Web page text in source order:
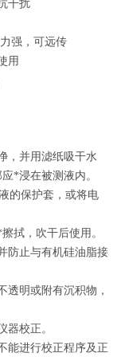
干扰
强，可远传
用
，并用滤纸吸干水
*浸在被测液内。
的保护套，或将电
拭，吹干后使用。
防止与有机硅油脂接
透明或附有沉积物，
校正。
能进行校正程序及正